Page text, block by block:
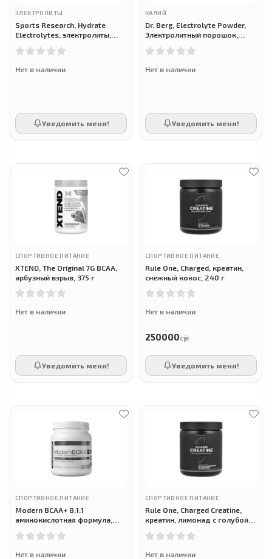
ЭЛЕКТРОЛИТЫ
Sports Research, Hydrate
Electrolytes, электролиты,
Нет в наличии
Уведомить меня!
КАЛИЙ
Dr. Berg, Electrolyte Powder,
Электролитный порошок,
Нет в наличии
Уведомить меня!
СПОРТИВНОЕ ПИТАНИЕ
XTEND, The Original 7G BCAA,
арбузный взрыв, 375 г
Нет в наличии
Уведомить меня!
СПОРТИВНОЕ ПИТАНИЕ
Rule One, Charged, креатин,
снежный кокос, 240 г
Нет в наличии
250000сӯм
Уведомить меня!
СПОРТИВНОЕ ПИТАНИЕ
Modern BCAA+ 8:1:1
аминокислотная формула,
Нет в наличии
СПОРТИВНОЕ ПИТАНИЕ
Rule One, Charged Creatine,
креатин, лимонад с голубой
Нет в наличии